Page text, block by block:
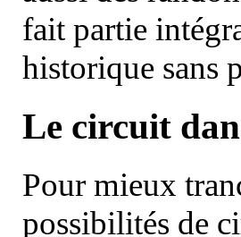
fait partie
historique sans
Le circuit
Pour mieux
possibilités de